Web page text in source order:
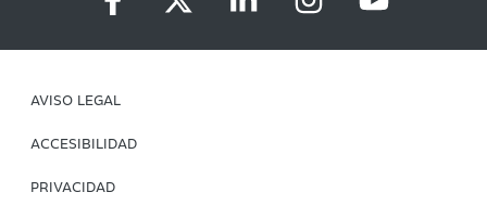
AVISO LEGAL
ACCESIBILIDAD
PRIVACIDAD